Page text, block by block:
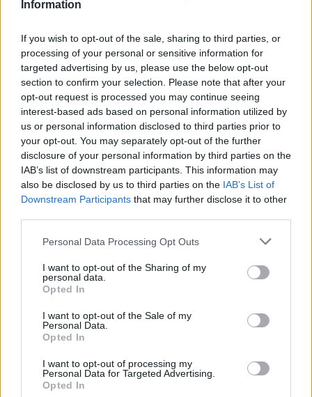
Information
If you wish to opt-out of the sale, sharing to third parties, or
processing of your personal or sensitive information for
targeted advertising by us, please use the below opt-out
section to confirm your selection. Please note that after your
opt-out request is processed you may continue seeing
interest-based ads based on personal information utilized by
us or personal information disclosed to third parties prior to
your opt-out. You may separately opt-out of the further
disclosure of your personal information by third parties on the
IAB’s list of downstream participants. This information may
also be disclosed by us to third parties on the IAB’s List of
Downstream Participants that may further disclose it to other
Please note that this website/app uses one or more Google
not limited to your visit or usage behaviour. You may click to
grant or deny consent to Google and its third-party tags to
use your data for below specified purposes in below Google
consent section.
Personal Data Processing Opt Outs
I want to opt-out of the Sharing of my
personal data.
Opted In
I want to opt-out of the Sale of my
Personal Data.
Opted In
I want to opt-out of processing my
Personal Data for Targeted Advertising.
Opted In
τους υδρογονάνθρακες θα τα δουν τα εγγόνια μας;
Η ανάπτυξη των υδρογονανθράκων είναι εθνική υπόθεση και
απαιτεί εθνική συνεννόηση. Η κοινοπραξία για το
Βορειοδυτικό Ιόνιο εκτιμά ότι μπορεί να φέρει περίπου 10
δισ. ευρώ έσοδα για το Δημόσιο. Το Δημόσιο λαμβάνει
περίπου το 40% της κερδοφορίας. Η χώρα οφείλει, χωρίς
ιδεοληψίες και με σεβασμό στο περιβάλλον, να αξιοποιήσει
τα πλεονεκτήματά της -ήλιο, υδροηλεκτρικά, ορυκτό
πλούτογια να μειώσει την ενεργειακή εξάρτηση.
θέση της Ελλάδας;
Συμβάλλει σημαντικά. Η συνεργασία με Ισραήλ, Κύπρο,
συνεργασίας στην περιοχή, προωθεί κανόνες και εμπορικά
πλαίσια και περιθωριοποιεί πρακτικές αναθεωρητισμού,